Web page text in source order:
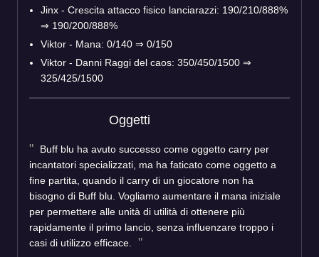
Jinx - Crescita attacco fisico lanciarazzi: 190/210/888%
⇒ 190/200/888%
Viktor - Mana: 0/140 ⇒ 0/150
Viktor - Danni Raggi del caos: 350/450/1500 ⇒
325/425/1500
Oggetti
Buff blu ha avuto successo come oggetto carry per
incantatori specializzati, ma ha faticato come oggetto a
fine partita, quando il carry di un giocatore non ha
bisogno di Buff blu. Vogliamo aumentare il mana iniziale
per permettere alle unità di utilità di ottenere più
rapidamente il primo lancio, senza influenzare troppo i
casi di utilizzo efficace.